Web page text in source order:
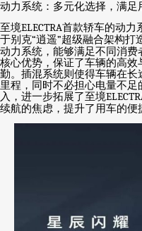
动力系统：多元化选择，满足
至境ELECTRA首款轿车的动力
于别克“逍遥”超级融合架构打
动力系统，能够满足不同消
核心优势，保证了车辆的高
勤。插混系统则使得车辆在
里程，同时不必担心电量不足
入，进一步拓展了至境
续航的焦虑，提升了用车的便